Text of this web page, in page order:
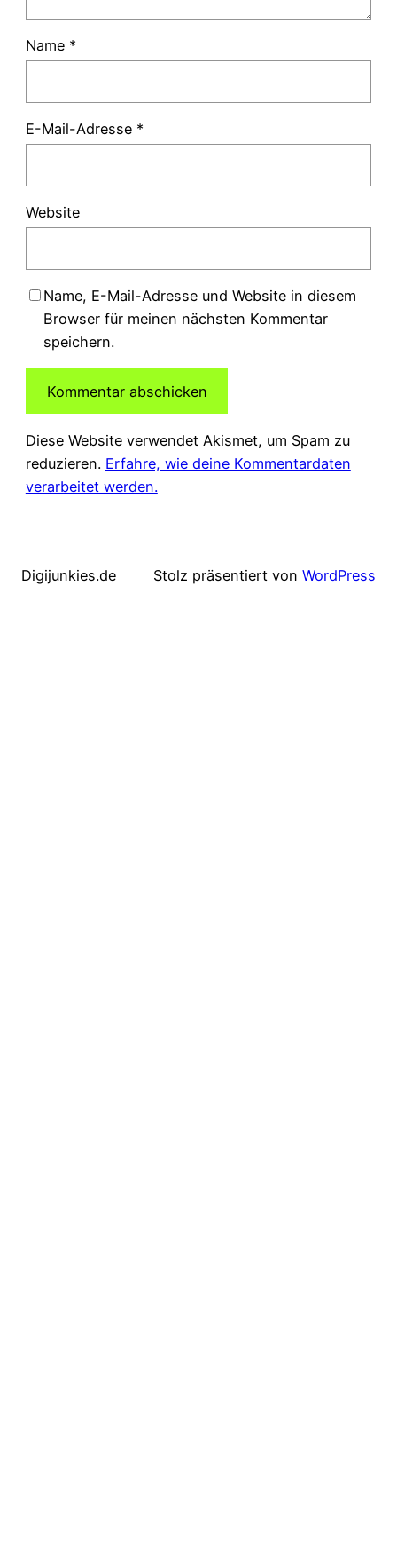
Name *
E-Mail-Adresse *
Website
Name, E-Mail-Adresse und Website in diesem
Browser für meinen nächsten Kommentar
speichern.
Diese Website verwendet Akismet, um Spam zu
reduzieren. Erfahre, wie deine Kommentardaten
verarbeitet werden.
Digijunkies.de Stolz präsentiert von WordPress